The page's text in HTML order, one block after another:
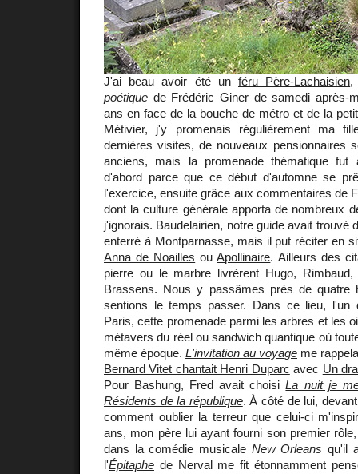
J'ai beau avoir été un féru Père-Lachaisien,
poétique de Frédéric Giner de samedi après-
ans en face de la bouche de métro et de la
Métivier, j'y promenais régulièrement ma
dernières visites, de nouveaux pensionnaires
anciens, mais la promenade thématique fut
d'abord parce que ce début d'automne se
l'exercice, ensuite grâce aux commentaires de
dont la culture générale apporta de nombreux
j'ignorais. Baudelairien, notre guide avait trouvé
enterré à Montparnasse, mais il put réciter en
Anna de Noailles ouApollinaire. Ailleurs des
pierre ou le marbre livrèrent Hugo,
Brassens. Nous y passâmes près de quatre
sentions le temps passer. Dans ce lieu, l'un
Paris, cette promenade parmi les arbres et les
métavers du réel ou sandwich quantique où
même époque. L'invitation au voyage me
Bernard Vitet chantait Henri Duparc avec Un
Pour Bashung, Fred avait choisiLa nuit je
Résidents de la république. À côté de lui,
comment oublier la terreur que celui-ci
ans, mon père lui ayant fourni son premier
dans la comédie musicale New Orleans qu'il
l'Épitaphe de Nerval me fit étonnamment